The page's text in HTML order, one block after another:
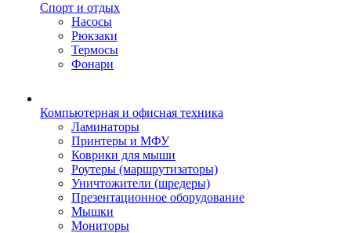
Спорт и отдых
Насосы
Рюкзаки
Термосы
Фонари
Компьютерная и офисная техника
Ламинаторы
Принтеры и МФУ
Коврики для мыши
Роутеры (маршрутизаторы)
Уничтожители (шредеры)
Презентационное оборудование
Мышки
Мониторы